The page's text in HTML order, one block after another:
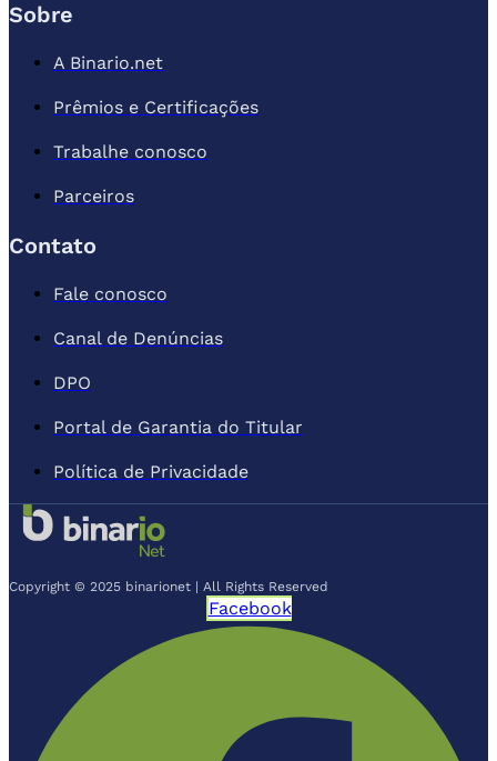
Sobre
A Binario.net
Prêmios e Certificações
Trabalhe conosco
Parceiros
Contato
Fale conosco
Canal de Denúncias
DPO
Portal de Garantia do Titular
Política de Privacidade
Copyright © 2025 binarionet | All Rights Reserved
Facebook